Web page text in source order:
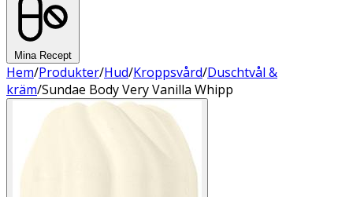
Mina Recept
Hem/Produkter/Hud/Kroppsvård/Duschtvål &
kräm/Sundae Body Very Vanilla Whipp